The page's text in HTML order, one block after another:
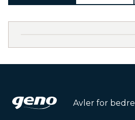
Avler for bedre